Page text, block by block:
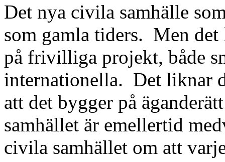
Det nya civila samhälle
som gamla tiders. Men det
på frivilliga projekt, både
internationella. Det liknar
att det bygger på
samhället är emellertid
civila samhället om att